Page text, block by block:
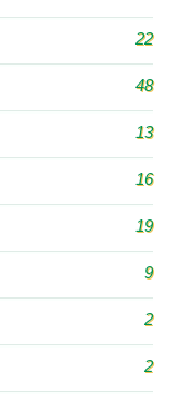
22
48
13
16
19
9
2
2